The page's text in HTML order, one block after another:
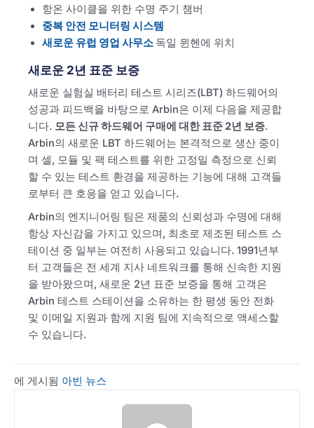
항온 사이클을 위한 수명 주기 챔버
중복 안전 모니터링 시스템
새로운 유럽 영업 사무소 독일 뮌헨에 위치
새로운 2년 표준 보증
새로운 실험실 배터리 테스트 시리즈(LBT) 하드웨어의
성공과 피드백을 바탕으로 Arbin은 이제 다음을 제공합
니다. 모든 신규 하드웨어 구매에 대한 표준 2년 보증.
Arbin의 새로운 LBT 하드웨어는 본격적으로 생산 중이
며 셀, 모듈 및 팩 테스트를 위한 고정밀 측정으로 신뢰
할 수 있는 테스트 환경을 제공하는 기능에 대해 고객들
로부터 큰 호응을 얻고 있습니다.
Arbin의 엔지니어링 팀은 제품의 신뢰성과 수명에 대해
항상 자신감을 가지고 있으며, 최초로 제조된 테스트 스
테이션 중 일부는 여전히 사용되고 있습니다. 1991년부
터 고객들은 전 세계 지사 네트워크를 통해 신속한 지원
을 받아왔으며, 새로운 2년 표준 보증을 통해 고객은
Arbin 테스트 스테이션을 소유하는 한 평생 동안 전화
및 이메일 지원과 함께 지원 팀에 지속적으로 액세스할
수 있습니다.
에 게시됨 아빈 뉴스